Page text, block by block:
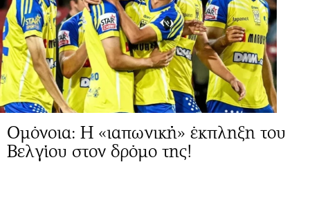
Ομόνοια: Η «ιαπωνική» έκπληξη του
Βελγίου στον δρόμο της!